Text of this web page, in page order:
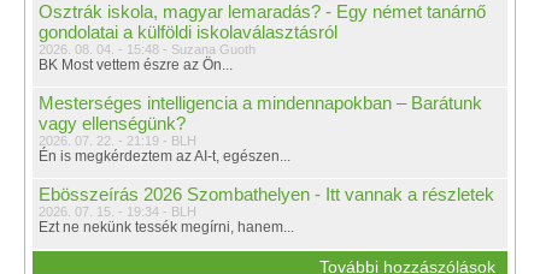
Osztrák iskola, magyar lemaradás? - Egy német tanárnő
gondolatai a külföldi iskolaválasztásról
2026. 08. 04. - 15:48 - Suzana Guoth
BK Most vettem észre az Ön...
Mesterséges intelligencia a mindennapokban – Barátunk
vagy ellenségünk?
2026. 07. 22. - 21:19 - BLH
Én is megkérdeztem az AI-t, egészen...
Ebösszeírás 2026 Szombathelyen - Itt vannak a részletek
2026. 07. 15. - 19:34 - BLH
Ezt ne nekünk tessék megírni, hanem...
További hozzászólások